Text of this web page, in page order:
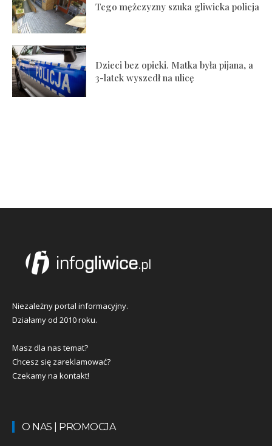
Tego mężczyzny szuka gliwicka policja
Dzieci bez opieki. Matka była pijana, a
3-latek wyszedł na ulicę
Niezależny portal informacyjny.
Działamy od 2010 roku.
Masz dla nas temat?
Chcesz się zareklamować?
Czekamy na kontakt!
O NAS | PROMOCJA